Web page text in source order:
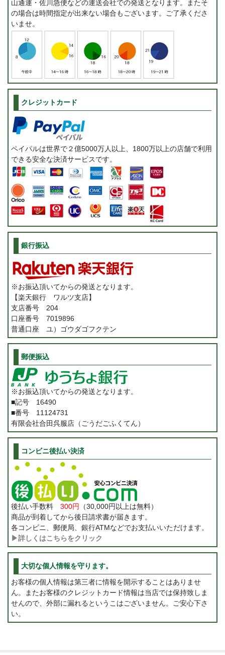
山通運・佐川急便などの運送会社での発送となります。またそ
の場合は時間指定が出来ない場合もございます。ご了承くださ
いませ。
クレジットカード
ペイパルは世界で２億5000万人以上、1800万以上の店舗で利用
できる安全な決済サービスです。
銀行振込
※お振込頂いてからの発送となります。
【楽天銀行 ワルツ支店】
支店番号 204
口座番号 7019896
普通口座 ユ）ゴウダゴフクテン
郵便振込
※お振込頂いてからの発送となります。
■記号 16490
■番号 11124731
有限会社合田呉服店（ごうだごふくてん）
コンビニ後払い決済
後払い手数料 300円
（30,000円以上は無料）
商品が到着してから後日請求書が届きます。
各コンビニ、郵便局、銀行ATMなどでお支払いいただけます。
▶詳しくはこちらをクリック
大切な個人情報を守ります。
お客様の個人情報は第三者に情報を開示することはありませ
ん。またお客様のクレジットカード情報は当店では保持致しま
せんので、外部に漏れるというこはございません。ご安心下さ
い。